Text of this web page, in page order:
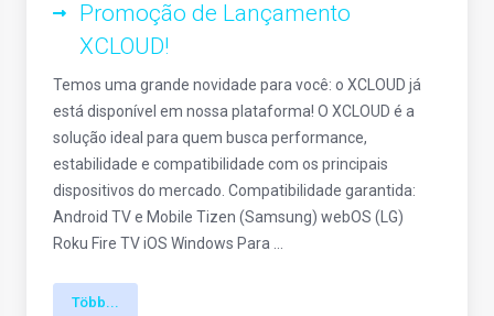
Promoção de Lançamento
XCLOUD!
Temos uma grande novidade para você: o XCLOUD já
está disponível em nossa plataforma! O XCLOUD é a
solução ideal para quem busca performance,
estabilidade e compatibilidade com os principais
dispositivos do mercado. Compatibilidade garantida:
Android TV e Mobile Tizen (Samsung) webOS (LG)
Roku Fire TV iOS Windows Para ...
Több...